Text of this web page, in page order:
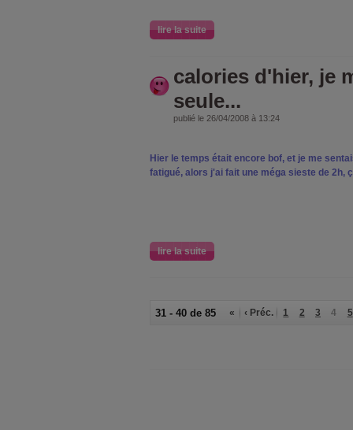
lire la suite
calories d'hier, je
seule...
publié le 26/04/2008 à 13:24
Hier le temps était encore bof, et je me
fatigué, alors j'ai fait une méga sieste de 2h,
lire la suite
31 - 40 de 85 « ‹ Préc. 1 2 3 4 5